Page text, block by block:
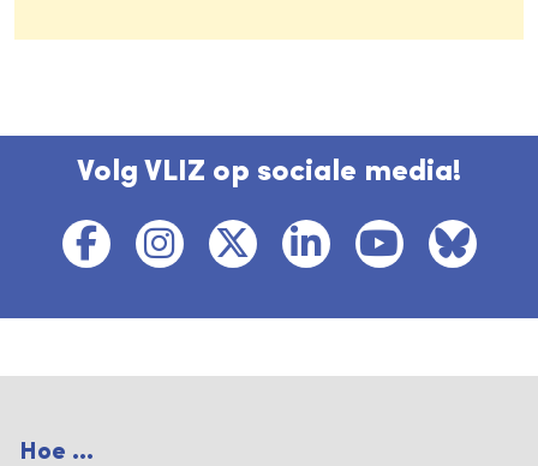
Volg VLIZ op sociale media!
Hoe ...